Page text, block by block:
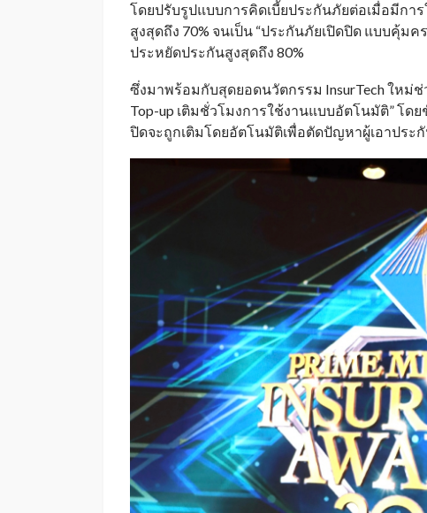
โดยปรับรูปแบบการคิดเบี้ยประกันภัยต่อเมื่อมีกา
สูงสุดถึง 70% จนเป็น “ประกันภัยเปิดปิด แบบคุ้ม
ประหยัดประกันสูงสุดถึง 80%
ซึ่งมาพร้อมกับสุดยอดนวัตกรรม InsurTech ใหม่
Top-up เติมชั่วโมงการใช้งานแบบอัตโนมัติ” โ
ปิดจะถูกเติมโดยอัตโนมัติเพื่อตัดปัญหาผู้เอาประ